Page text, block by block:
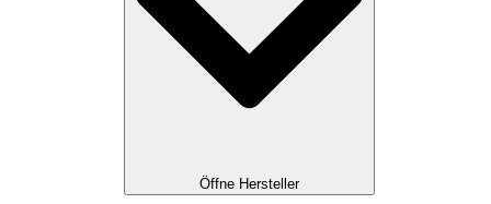
Öffne Hersteller